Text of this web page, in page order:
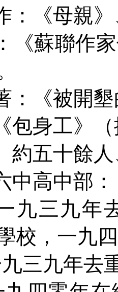
：《母親
《蘇聯作
：《被開
包身工》
約五十餘
中高中部：
九三九年
校，一九
三九年去